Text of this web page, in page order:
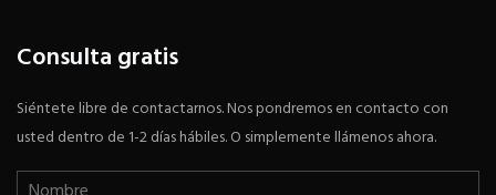
Consulta gratis
Siéntete libre de contactarnos. Nos pondremos en contacto con
usted dentro de 1-2 días hábiles. O simplemente llámenos ahora.